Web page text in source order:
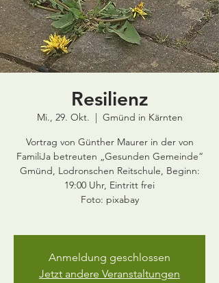
Resilienz
Mi., 29. Okt.
  |
Gmünd in Kärnten
Vortrag von Günther Maurer in der von
FamiliJa betreuten „Gesunden Gemeinde“
Gmünd, Lodronschen Reitschule, Beginn:
19:00 Uhr, Eintritt frei
Foto: pixabay
Anmeldung geschlossen
Jetzt andere Veranstaltungen